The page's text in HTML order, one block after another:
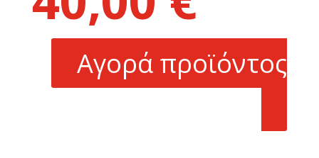
τιμή
είναι:
40,00 €.
Αγορά προϊόντος